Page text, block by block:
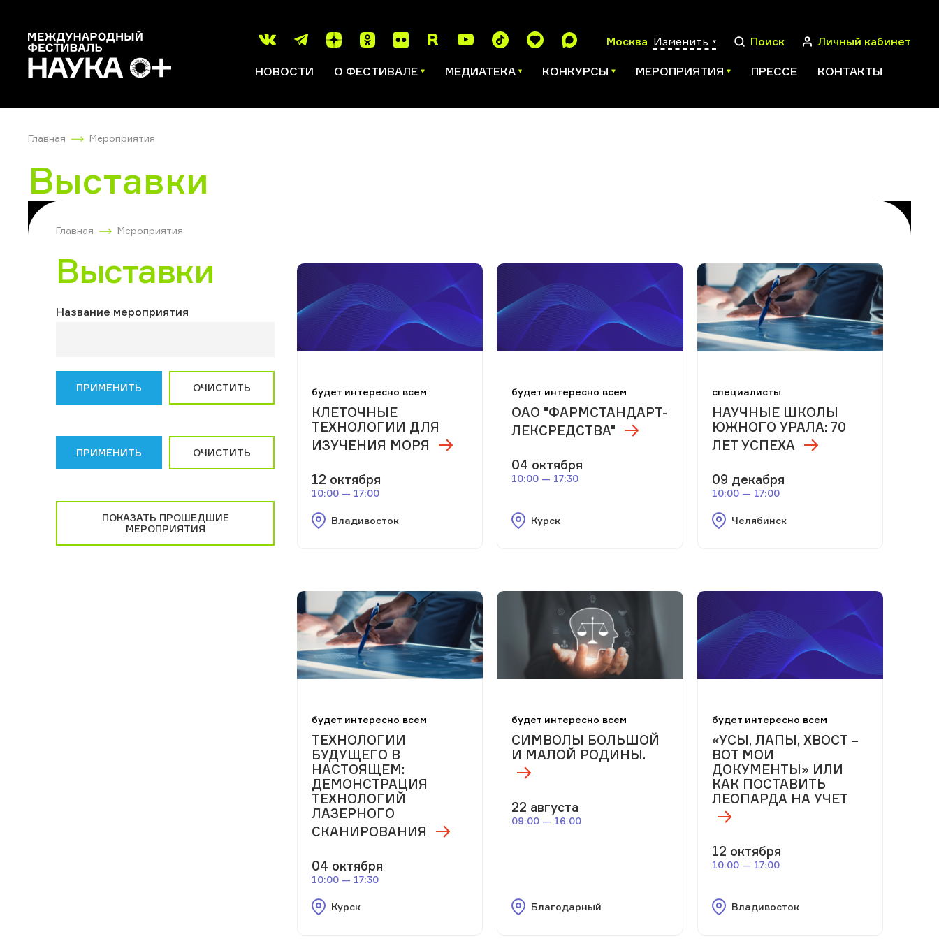
Москва Изменить Поиск Личный кабинет
НОВОСТИ О ФЕСТИВАЛЕ МЕДИАТЕКА КОНКУРСЫ МЕРОПРИЯТИЯ ПРЕССЕ КОНТАКТЫ
Главная Мероприятия
Выставки
Главная Мероприятия
Выставки
Название мероприятия
ПРИМЕНИТЬ ОЧИСТИТЬ
ПРИМЕНИТЬ ОЧИСТИТЬ
ПОКАЗАТЬ ПРОШЕДШИЕ
МЕРОПРИЯТИЯ
будет интересно всем
КЛЕТОЧНЫЕ
ТЕХНОЛОГИИ ДЛЯ
ИЗУЧЕНИЯ МОРЯ
12 октября
10:00 — 17:00
Владивосток
будет интересно всем
ОАО "ФАРМСТАНДАРТ-
ЛЕКСРЕДСТВА"
04 октября
10:00 — 17:30
Курск
специалисты
НАУЧНЫЕ ШКОЛЫ
ЮЖНОГО УРАЛА: 70
ЛЕТ УСПЕХА
09 декабря
10:00 — 17:00
Челябинск
будет интересно всем
ТЕХНОЛОГИИ
БУДУЩЕГО В
НАСТОЯЩЕМ:
ДЕМОНСТРАЦИЯ
ТЕХНОЛОГИЙ
ЛАЗЕРНОГО
СКАНИРОВАНИЯ
04 октября
10:00 — 17:30
Курск
будет интересно всем
СИМВОЛЫ БОЛЬШОЙ
И МАЛОЙ РОДИНЫ.
22 августа
09:00 — 16:00
Благодарный
будет интересно всем
«УСЫ, ЛАПЫ, ХВОСТ –
ВОТ МОИ
ДОКУМЕНТЫ» ИЛИ
КАК ПОСТАВИТЬ
ЛЕОПАРДА НА УЧЕТ
12 октября
10:00 — 17:00
Владивосток